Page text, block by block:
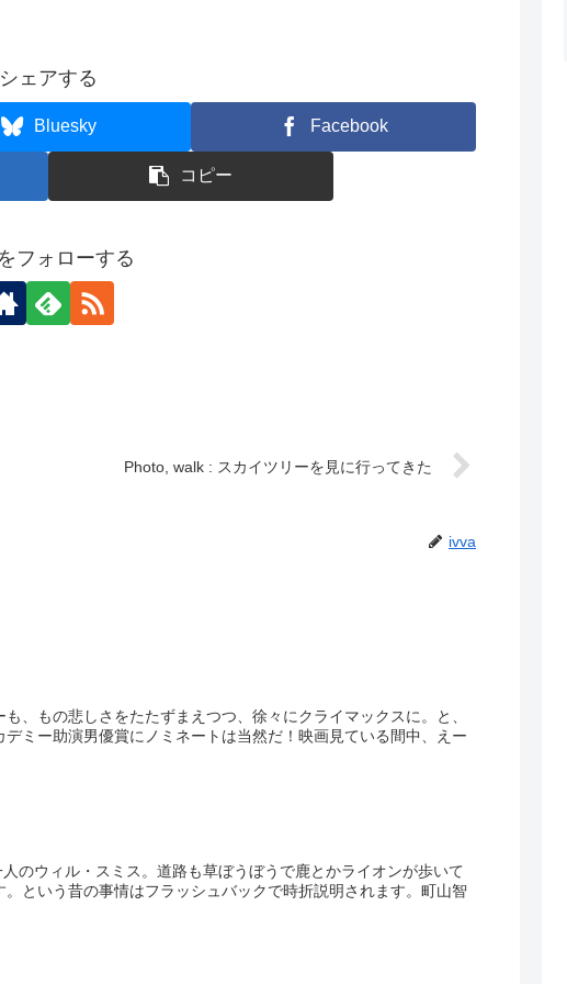
シェアする
Bluesky Facebook
コピー
フォローする
Photo, walk : スカイツリーを見に行ってきた
ivva
、もの悲しさをたたずまえつつ、徐々にクライマックスに。と、
ミー助演男優賞にノミネートは当然だ！映画見ている間中、えー
のウィル・スミス。道路も草ぼうぼうで鹿とかライオンが歩いて
という昔の事情はフラッシュバックで時折説明されます。町山智